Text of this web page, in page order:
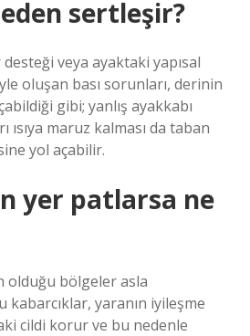
sertleşir?
veya ayaktaki yapısal
oluşan bası sorunları, derinin
gibi; yanlış ayakkabı
ısıya maruz kalması da taban
yol açabilir.
yer patlarsa ne
olduğu bölgeler asla
kabarcıklar, yaranın iyileşme
cildi korur ve bu nedenle